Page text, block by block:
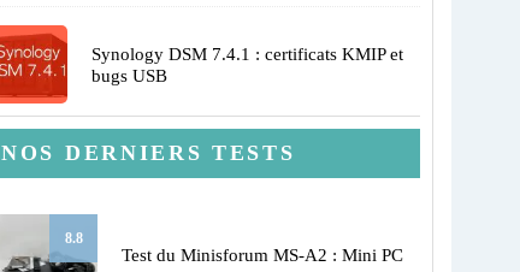
Synology DSM 7.4.1 : certificats KMIP et
bugs USB
NOS DERNIERS TESTS
8.8
Test du Minisforum MS-A2 : Mini PC